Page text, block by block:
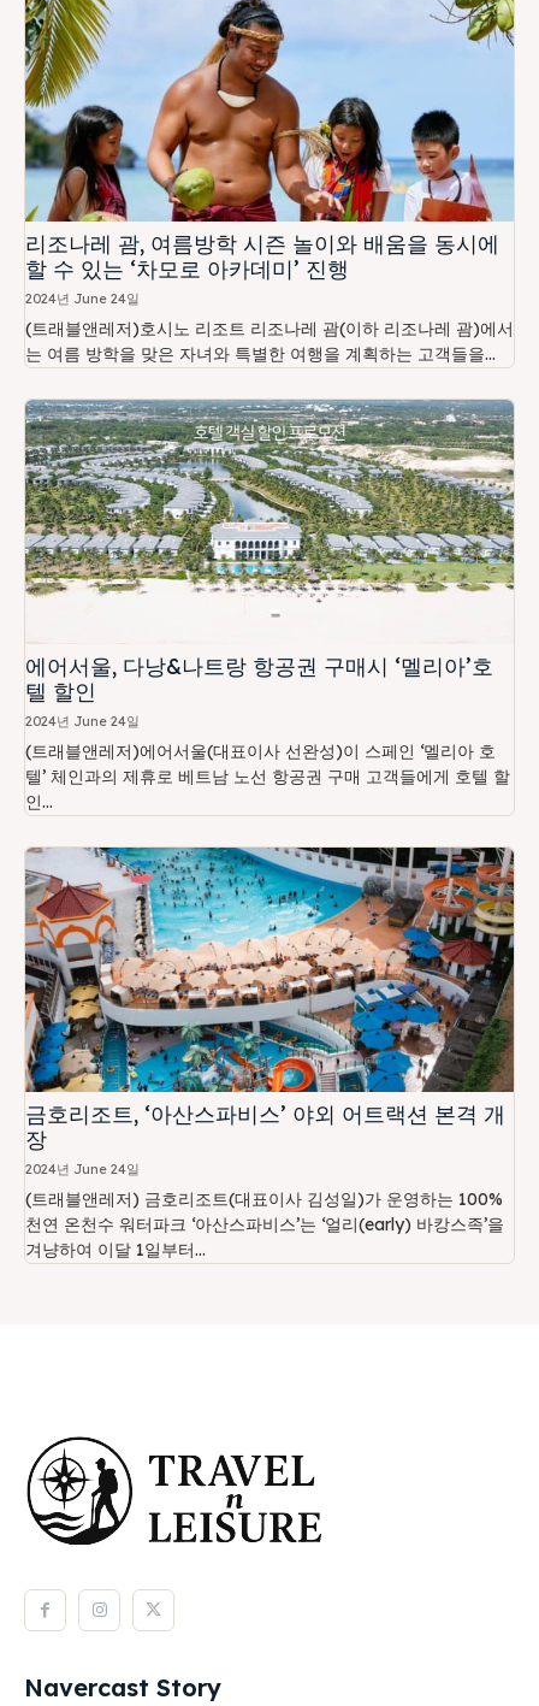
리조나레 괌, 여름방학 시즌 놀이와 배움을 동시에
할 수 있는 ‘차모로 아카데미’ 진행
2024년 June 24일
(트래블앤레저)호시노 리조트 리조나레 괌(이하 리조나레 괌)에서
는 여름 방학을 맞은 자녀와 특별한 여행을 계획하는 고객들을...
에어서울, 다낭&나트랑 항공권 구매시 ‘멜리아’호
텔 할인
2024년 June 24일
(트래블앤레저)에어서울(대표이사 선완성)이 스페인 ‘멜리아 호
텔’ 체인과의 제휴로 베트남 노선 항공권 구매 고객들에게 호텔 할
인...
금호리조트, ‘아산스파비스’ 야외 어트랙션 본격 개
장
2024년 June 24일
(트래블앤레저) 금호리조트(대표이사 김성일)가 운영하는 100%
천연 온천수 워터파크 ‘아산스파비스’는 ‘얼리(early) 바캉스족’을
겨냥하여 이달 1일부터...
Navercast Story